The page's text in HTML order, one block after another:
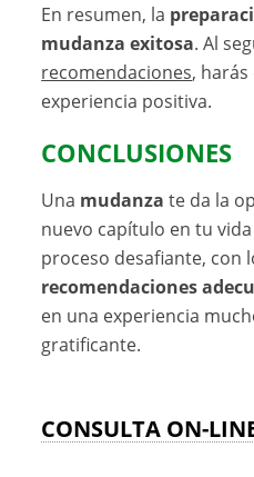
En resumen, la
mudanza exitosa. Al
recomendaciones,
experiencia positiva.
CONCLUSIONES
Una mudanza te da la
nuevo capítulo en tu
proceso desafiante, con
recomendaciones
en una experiencia
gratificante.
CONSULTA ON-